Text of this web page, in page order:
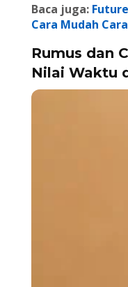
Baca juga:
Cara Mudah
Rumus dan
Nilai Waktu